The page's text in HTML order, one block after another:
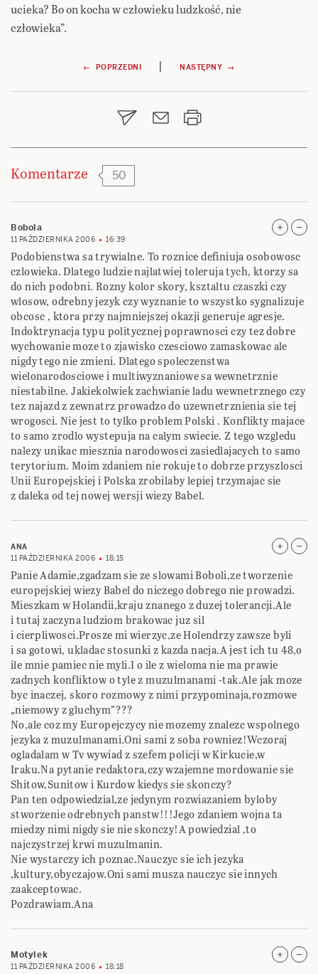
ucieka? Bo on kocha w człowieku ludzkość, nie
człowieka”.
Nawigacja
wpisu
← POPRZEDNI | NASTĘPNY →
Komentarze 50
Bobola
11 PAŹDZIERNIKA 2006 16:39
Podobienstwa sa trywialne. To roznice definiuja osobowosc
czlowieka. Dlatego ludzie najlatwiej toleruja tych, ktorzy sa
do nich podobni. Rozny kolor skory, ksztaltu czaszki czy
wlosow, odrebny jezyk czy wyznanie to wszystko sygnalizuje
obcosc , ktora przy najmniejszej okazji generuje agresje.
Indoktrynacja typu politycznej poprawnosci czy tez dobre
wychowanie moze to zjawisko czesciowo zamaskowac ale
nigdy tego nie zmieni. Dlatego spoleczenstwa
wielonarodosciowe i multiwyznaniowe sa wewnetrznie
niestabilne. Jakiekolwiek zachwianie ladu wewnetrznego czy
tez najazd z zewnatrz prowadzo do uzewnetrznienia sie tej
wrogosci. Nie jest to tylko problem Polski . Konflikty majace
to samo zrodlo wystepuja na calym swiecie. Z tego wzgledu
nalezy unikac miesznia narodowosci zasiedlajacych to samo
terytorium. Moim zdaniem nie rokuje to dobrze przyszlosci
Unii Europejskiej i Polska zrobilaby lepiej trzymajac sie
z daleka od tej nowej wersji wiezy Babel.
ANA
11 PAŹDZIERNIKA 2006
18:15
Panie Adamie,zgadzam sie ze slowami Boboli,ze tworzenie
europejskiej wiezy Babel do niczego dobrego nie prowadzi.
Mieszkam w Holandii,kraju znanego z duzej tolerancji.Ale
i tutaj zaczyna ludziom brakowac juz sil
i cierpliwosci.Prosze mi wierzyc,ze Holendrzy zawsze byli
i sa gotowi, ukladac stosunki z kazda nacja.A jest ich tu 48,o
ile mnie pamiec nie myli.I o ile z wieloma nie ma prawie
zadnych konfliktow o tyle z muzulmanami -tak.Ale jak moze
byc inaczej, skoro rozmowy z nimi przypominaja,rozmowe
„niemowy z gluchym”???
No,ale coz my Europejczycy nie mozemy znalezc wspolnego
jezyka z muzulmanami.Oni sami z soba rowniez!Wczoraj
ogladalam w Tv wywiad z szefem policji w Kirkucie,w
Iraku.Na pytanie redaktora,czy wzajemne mordowanie sie
Shitow,Sunitow i Kurdow kiedys sie skonczy?
Pan ten odpowiedzial,ze jedynym rozwiazaniem byloby
stworzenie odrebnych panstw!!!Jego zdaniem wojna ta
miedzy nimi nigdy sie nie skonczy!A powiedzial ,to
najczystrzej krwi muzulmanin.
Nie wystarczy ich poznac.Nauczyc sie ich jezyka
,kultury,obyczajow.Oni sami musza nauczyc sie innych
zaakceptowac.
Pozdrawiam.Ana
Motylek
11 PAŹDZIERNIKA 2006 18:18